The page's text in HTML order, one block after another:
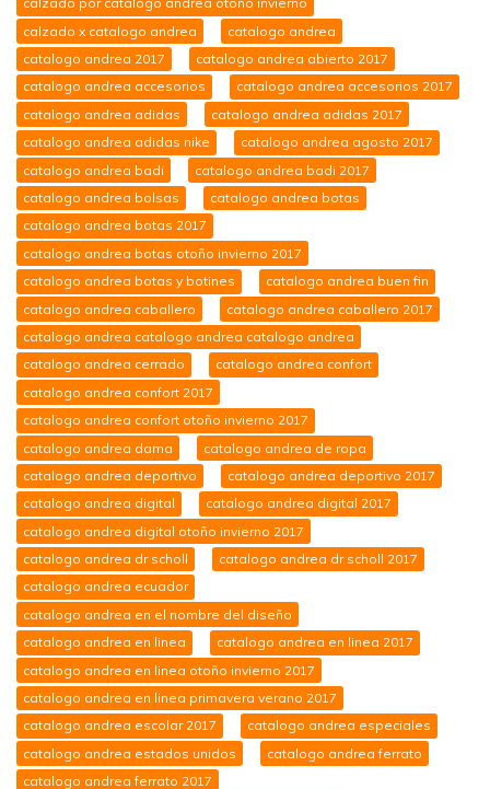
calzado x catalogo andrea
catalogo andrea
catalogo andrea 2017
catalogo andrea abierto 2017
catalogo andrea accesorios
catalogo andrea accesorios 2017
catalogo andrea adidas
catalogo andrea adidas 2017
catalogo andrea adidas nike
catalogo andrea agosto 2017
catalogo andrea badi
catalogo andrea badi 2017
catalogo andrea bolsas
catalogo andrea botas
catalogo andrea botas 2017
catalogo andrea botas otoño invierno 2017
catalogo andrea botas y botines
catalogo andrea buen fin
catalogo andrea caballero
catalogo andrea caballero 2017
catalogo andrea catalogo andrea catalogo andrea
catalogo andrea cerrado
catalogo andrea confort
catalogo andrea confort 2017
catalogo andrea confort otoño invierno 2017
catalogo andrea dama
catalogo andrea de ropa
catalogo andrea deportivo
catalogo andrea deportivo 2017
catalogo andrea digital
catalogo andrea digital 2017
catalogo andrea digital otoño invierno 2017
catalogo andrea dr scholl
catalogo andrea dr scholl 2017
catalogo andrea ecuador
catalogo andrea en el nombre del diseño
catalogo andrea en linea
catalogo andrea en linea 2017
catalogo andrea en linea otoño invierno 2017
catalogo andrea en linea primavera verano 2017
catalogo andrea escolar 2017
catalogo andrea especiales
catalogo andrea estados unidos
catalogo andrea ferrato
catalogo andrea ferrato 2017